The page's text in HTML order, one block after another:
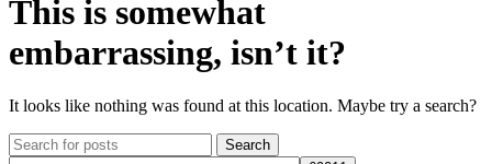
This is somewhat
embarrassing, isn’t it?
It looks like nothing was found at this location. Maybe try a search?
Search